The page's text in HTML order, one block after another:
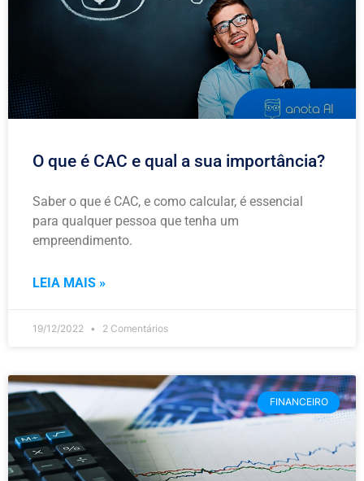
O que é CAC e qual a sua importância?
Saber o que é CAC, e como calcular, é essencial
para qualquer pessoa que tenha um
empreendimento.
LEIA MAIS »
19/12/2022 2 Comentários
FINANCEIRO